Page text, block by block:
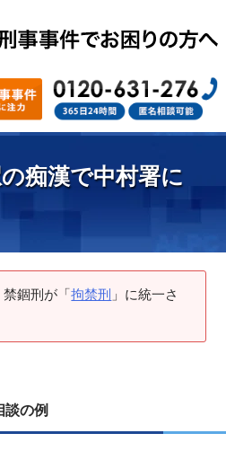
痴漢で中村署に
禁錮刑が「拘禁刑 」に統一さ
談の例